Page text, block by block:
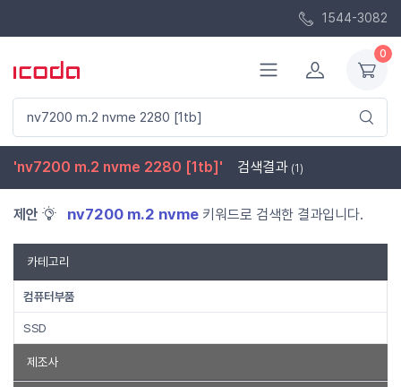
1544-3082
0
'nv7200 m.2 nvme 2280 [1tb]' 검색결과 (1)
제안 nv7200 m.2 nvme 키워드로 검색한 결과입니다.
카테고리
컴퓨터부품
SSD
제조사